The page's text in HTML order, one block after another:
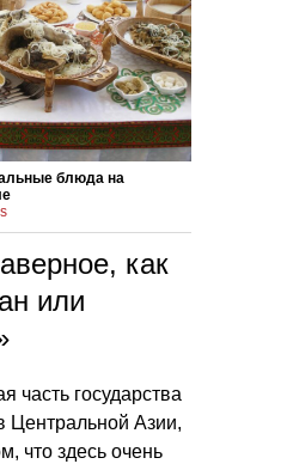
блюда на
как
или
часть государства
Центральной Азии,
что здесь очень